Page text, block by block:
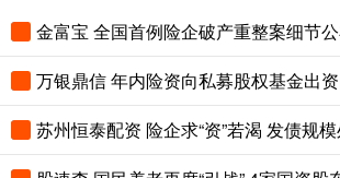
万银鼎信 年内险资向私募股权基金出
苏州恒泰配资 险企求“资”若渴 发债规